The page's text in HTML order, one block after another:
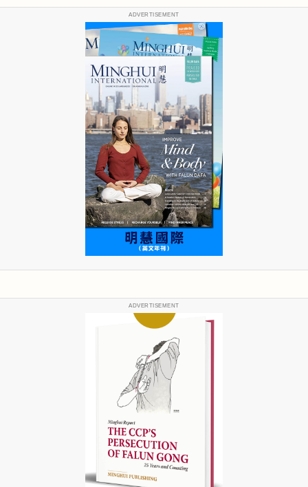
ADVERTISEMENT
ADVERTISEMENT